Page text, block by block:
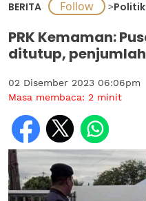
BERITA >Politik
PRK Kemaman:
ditutup,
02 Disember 2023 06:06pm
Masa membaca: 2 minit